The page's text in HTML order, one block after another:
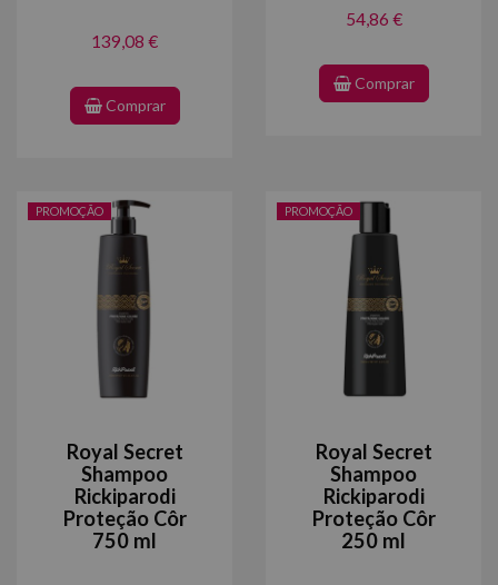
139,08 €
Comprar
54,86 €
Comprar
PROMOÇÃO
Royal Secret
Shampoo
Rickiparodi
Proteção Côr
750 ml
PROMOÇÃO
Royal Secret
Shampoo
Rickiparodi
Proteção Côr
250 ml